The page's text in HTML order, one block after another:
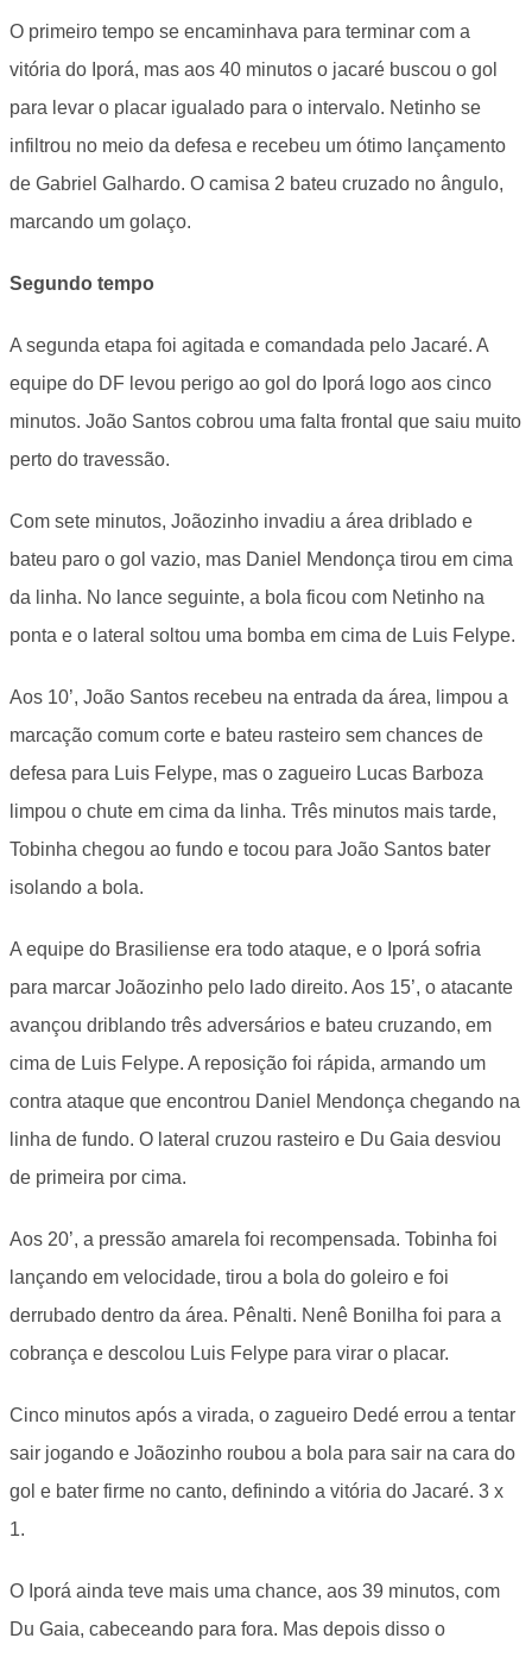
O primeiro tempo se encaminhava para terminar com a
vitória do Iporá, mas aos 40 minutos o jacaré buscou o gol
para levar o placar igualado para o intervalo. Netinho se
infiltrou no meio da defesa e recebeu um ótimo lançamento
de Gabriel Galhardo. O camisa 2 bateu cruzado no ângulo,
marcando um golaço.
Segundo tempo
A segunda etapa foi agitada e comandada pelo Jacaré. A
equipe do DF levou perigo ao gol do Iporá logo aos cinco
minutos. João Santos cobrou uma falta frontal que saiu muito
perto do travessão.
Com sete minutos, Joãozinho invadiu a área driblado e
bateu paro o gol vazio, mas Daniel Mendonça tirou em cima
da linha. No lance seguinte, a bola ficou com Netinho na
ponta e o lateral soltou uma bomba em cima de Luis Felype.
Aos 10’, João Santos recebeu na entrada da área, limpou a
marcação comum corte e bateu rasteiro sem chances de
defesa para Luis Felype, mas o zagueiro Lucas Barboza
limpou o chute em cima da linha. Três minutos mais tarde,
Tobinha chegou ao fundo e tocou para João Santos bater
isolando a bola.
A equipe do Brasiliense era todo ataque, e o Iporá sofria
para marcar Joãozinho pelo lado direito. Aos 15’, o atacante
avançou driblando três adversários e bateu cruzando, em
cima de Luis Felype. A reposição foi rápida, armando um
contra ataque que encontrou Daniel Mendonça chegando na
linha de fundo. O lateral cruzou rasteiro e Du Gaia desviou
de primeira por cima.
Aos 20’, a pressão amarela foi recompensada. Tobinha foi
lançando em velocidade, tirou a bola do goleiro e foi
derrubado dentro da área. Pênalti. Nenê Bonilha foi para a
cobrança e descolou Luis Felype para virar o placar.
Cinco minutos após a virada, o zagueiro Dedé errou a tentar
sair jogando e Joãozinho roubou a bola para sair na cara do
gol e bater firme no canto, definindo a vitória do Jacaré. 3 x
1.
O Iporá ainda teve mais uma chance, aos 39 minutos, com
Du Gaia, cabeceando para fora. Mas depois disso o